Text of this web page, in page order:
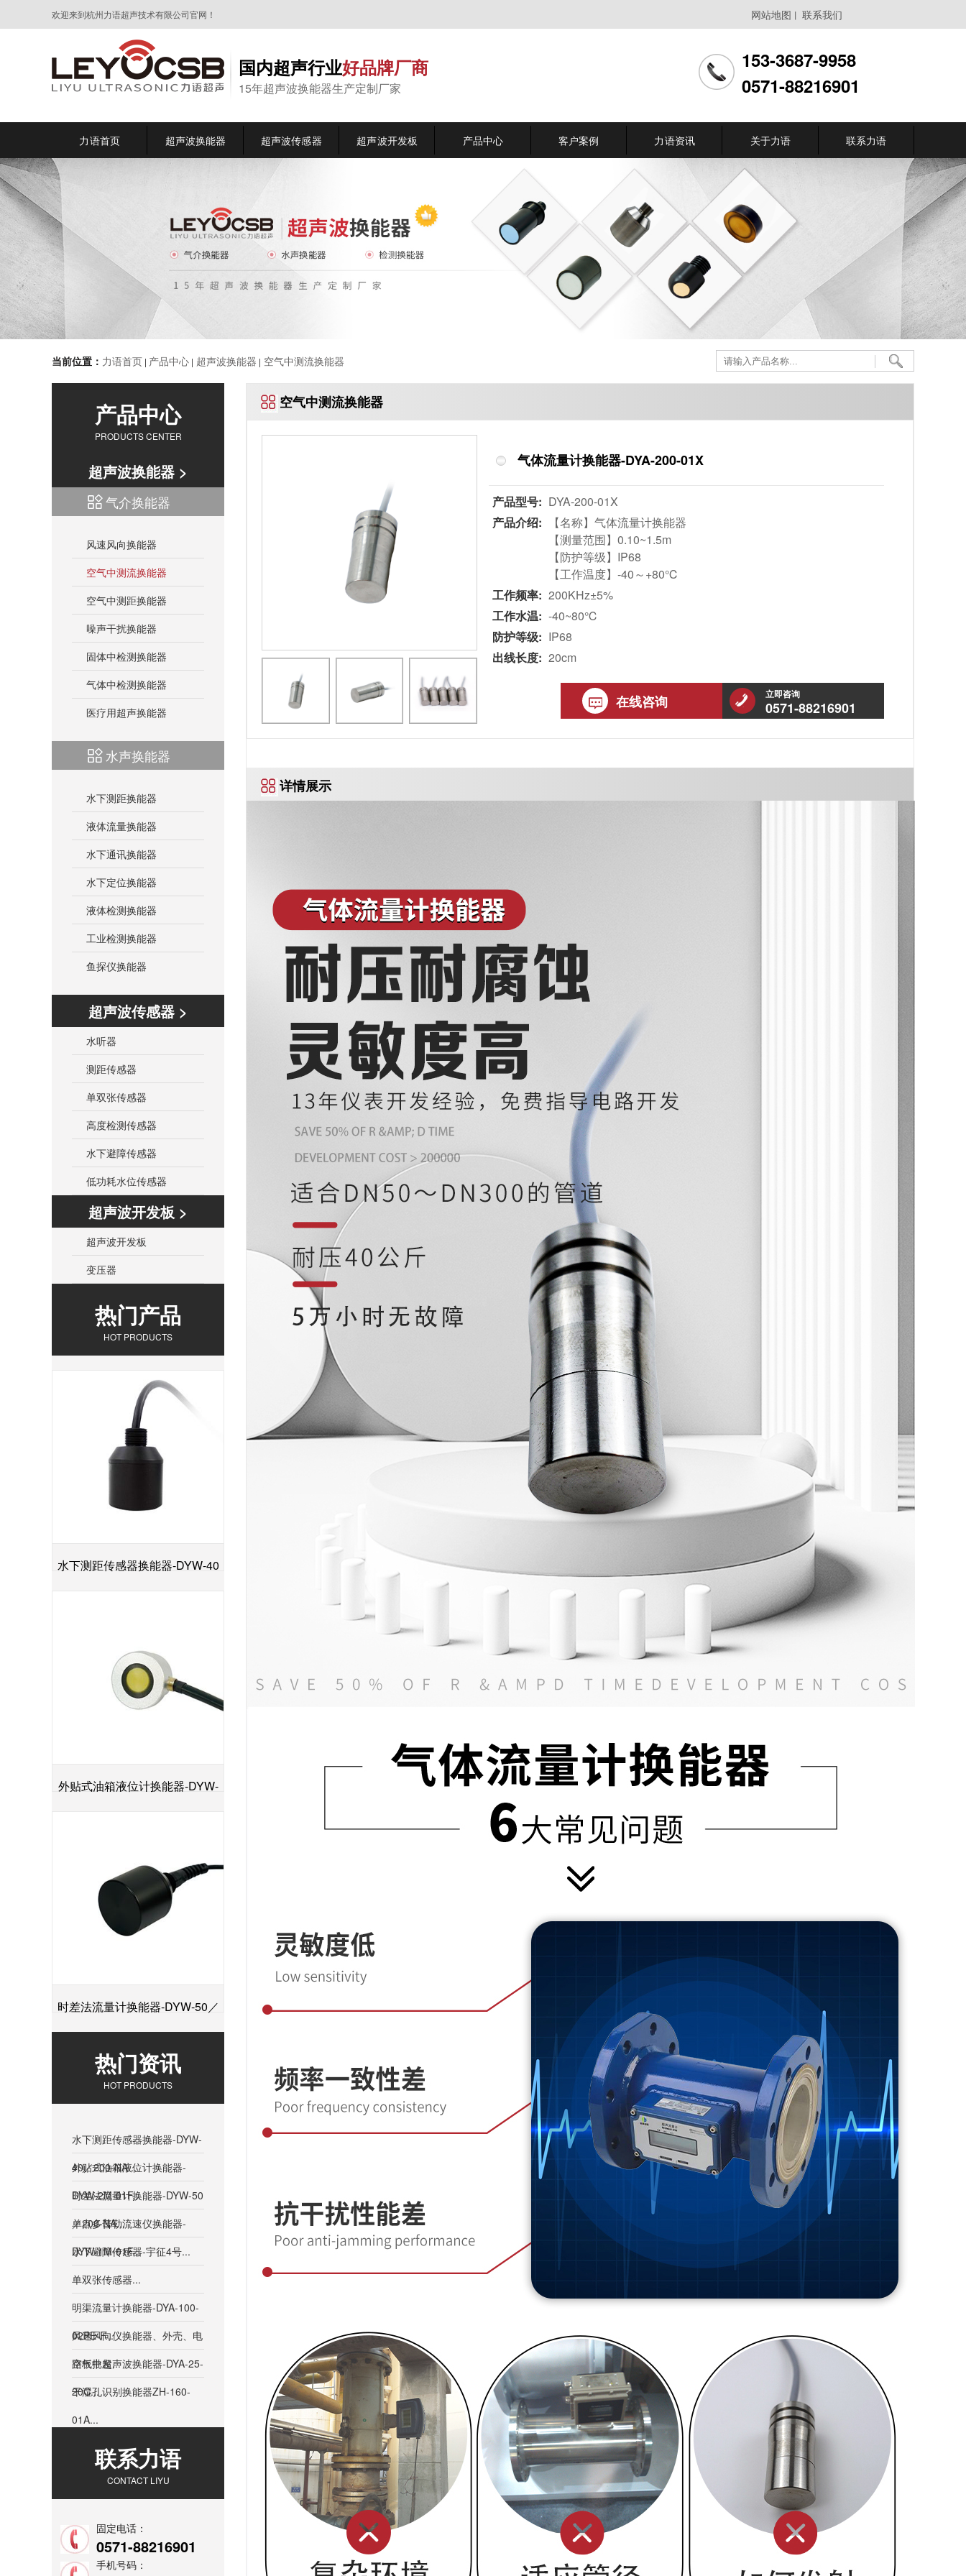
网站地图 丨 联系我们
欢迎来到杭州力语超声技术有限公司官网！
国内超声行业好品牌厂商
15年超声波换能器生产定制厂家
153-3687-9958
0571-88216901
力语首页 超声波换能器 超声波传感器 超声波开发板 产品中心 客户案例 力语资讯 关于力语 联系力语
当前位置： 力语首页 | 产品中心 | 超声波换能器 | 空气中测流换能器
产品中心
PRODUCTS CENTER
超声波换能器 >
气介换能器
风速风向换能器
空气中测流换能器
空气中测距换能器
噪声干扰换能器
固体中检测换能器
气体中检测换能器
医疗用超声换能器
水声换能器
水下测距换能器
液体流量换能器
水下通讯换能器
水下定位换能器
液体检测换能器
工业检测换能器
鱼探仪换能器
超声波传感器 >
水听器
测距传感器
单双张传感器
高度检测传感器
水下避障传感器
低功耗水位传感器
超声波开发板 >
超声波开发板
变压器
热门产品
HOT PRODUCTS
水下测距传感器换能器-DYW-40
外贴式油箱液位计换能器-DYW-
时差法流量计换能器-DYW-50／
200-NA
热门资讯
HOT PRODUCTS
水下测距传感器换能器-DYW-
40／200-NA...
外贴式油箱液位计换能器-
DYW-2M-01F...
时差法流量计换能器-DYW-50
／200-NA...
单点多普勒流速仪换能器-
DYW-1M-01F...
水下避障传感器-宇征4号...
单双张传感器...
明渠流量计换能器-DYA-100-
02PE-F...
风速风向仪换能器、外壳、电
路板批发...
空气中超声波换能器-DYA-25-
20C...
干湿孔识别换能器ZH-160-
01A...
联系力语
CONTACT LIYU
固定电话：
0571-88216901
手机号码：
空气中测流换能器
气体流量计换能器-DYA-200-01X
产品型号: DYA-200-01X
产品介绍:
【名称】气体流量计换能器
【测量范围】0.10~1.5m
【防护等级】IP68
【工作温度】-40～+80℃
工作频率: 200KHz±5%
工作水温: -40~80℃
防护等级: IP68
出线长度: 20cm
立即咨询
0571-88216901
在线咨询
详情展示